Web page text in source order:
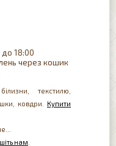
18:00
через кошик
текстилю,
ковдри. Купити
нам